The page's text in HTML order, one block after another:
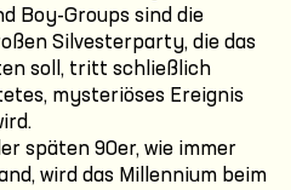
Boy-Groups sind die
Silvesterparty, die das
soll, tritt schließlich
mysteriöses Ereignis
späten 90er, wie immer
wird das Millennium beim